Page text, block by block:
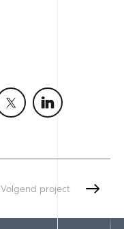
Volgend project